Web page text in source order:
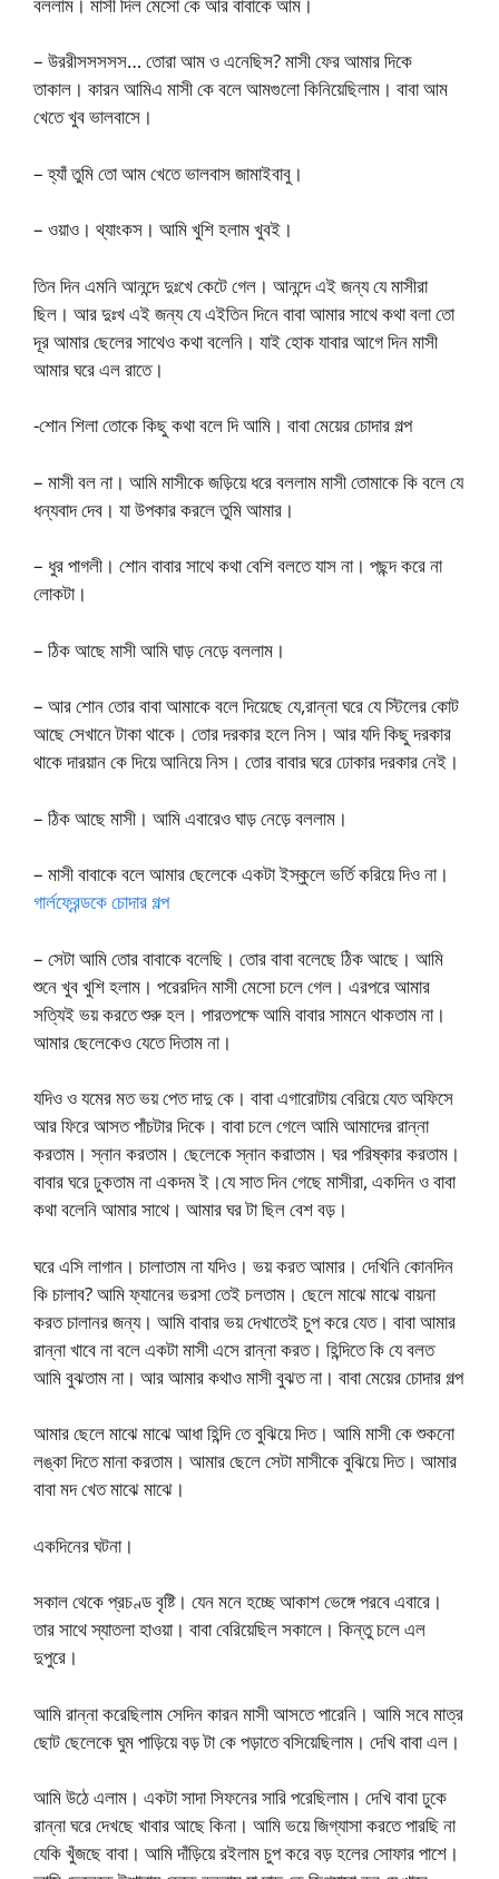
– উররীসসসসস… তোরা আম ও এনেছিস? মাসী ফের আমার দিকে
তাকাল। কারন আমিএ মাসী কে বলে আমগুলো কিনিয়েছিলাম। বাবা আম
খেতে খুব ভালবাসে।
– হ্যাঁ তুমি তো আম খেতে ভালবাস জামাইবাবু।
– ওয়াও। থ্যাংকস। আমি খুশি হলাম খুবই।
তিন দিন এমনি আনন্দে দুঃখে কেটে গেল। আনন্দে এই জন্য যে মাসীরা
ছিল। আর দুঃখ এই জন্য যে এইতিন দিনে বাবা আমার সাথে কথা বলা তো
দূর আমার ছেলের সাথেও কথা বলেনি। যাই হোক যাবার আগে দিন মাসী
আমার ঘরে এল রাতে।
-শোন শিলা তোকে কিছু কথা বলে দি আমি। বাবা মেয়ের চোদার গল্প
– মাসী বল না। আমি মাসীকে জড়িয়ে ধরে বললাম মাসী তোমাকে কি বলে যে
ধন্যবাদ দেব। যা উপকার করলে তুমি আমার।
– ধুর পাগলী। শোন বাবার সাথে কথা বেশি বলতে যাস না। পছন্দ করে না
লোকটা।
– ঠিক আছে মাসী আমি ঘাড় নেড়ে বললাম।
– আর শোন তোর বাবা আমাকে বলে দিয়েছে যে,রান্না ঘরে যে স্টিলের কোট
আছে সেখানে টাকা থাকে। তোর দরকার হলে নিস। আর যদি কিছু দরকার
থাকে দারয়ান কে দিয়ে আনিয়ে নিস। তোর বাবার ঘরে ঢোকার দরকার নেই।
– ঠিক আছে মাসী। আমি এবারেও ঘাড় নেড়ে বললাম।
– মাসী বাবাকে বলে আমার ছেলেকে একটা ইস্কুলে ভর্তি করিয়ে দিও না।
গার্লফ্রেন্ডকে চোদার গল্প
– সেটা আমি তোর বাবাকে বলেছি। তোর বাবা বলেছে ঠিক আছে। আমি
শুনে খুব খুশি হলাম। পরেরদিন মাসী মেসো চলে গেল। এরপরে আমার
সত্যিই ভয় করতে শুরু হল। পারতপক্ষে আমি বাবার সামনে থাকতাম না।
আমার ছেলেকেও যেতে দিতাম না।
যদিও ও যমের মত ভয় পেত দাদু কে। বাবা এগারোটায় বেরিয়ে যেত অফিসে
আর ফিরে আসত পাঁচটার দিকে। বাবা চলে গেলে আমি আমাদের রান্না
করতাম। স্নান করতাম। ছেলেকে স্নান করাতাম। ঘর পরিষ্কার করতাম।
বাবার ঘরে ঢুকতাম না একদম ই।যে সাত দিন গেছে মাসীরা, একদিন ও বাবা
কথা বলেনি আমার সাথে। আমার ঘর টা ছিল বেশ বড়।
ঘরে এসি লাগান। চালাতাম না যদিও। ভয় করত আমার। দেখিনি কোনদিন
কি চালাব? আমি ফ্যানের ভরসা তেই চলতাম। ছেলে মাঝে মাঝে বায়না
করত চালানর জন্য। আমি বাবার ভয় দেখাতেই চুপ করে যেত। বাবা আমার
রান্না খাবে না বলে একটা মাসী এসে রান্না করত। হিন্দিতে কি যে বলত
আমি বুঝতাম না। আর আমার কথাও মাসী বুঝত না। বাবা মেয়ের চোদার গল্প
আমার ছেলে মাঝে মাঝে আধা হিন্দি তে বুঝিয়ে দিত। আমি মাসী কে শুকনো
লঙ্কা দিতে মানা করতাম। আমার ছেলে সেটা মাসীকে বুঝিয়ে দিত। আমার
বাবা মদ খেত মাঝে মাঝে।
একদিনের ঘটনা।
সকাল থেকে প্রচণ্ড বৃষ্টি। যেন মনে হচ্ছে আকাশ ভেঙ্গে পরবে এবারে।
তার সাথে স্যাতলা হাওয়া। বাবা বেরিয়েছিল সকালে। কিন্তু চলে এল
দুপুরে।
আমি রান্না করেছিলাম সেদিন কারন মাসী আসতে পারেনি। আমি সবে মাত্র
ছোট ছেলেকে ঘুম পাড়িয়ে বড় টা কে পড়াতে বসিয়েছিলাম। দেখি বাবা এল।
আমি উঠে এলাম। একটা সাদা সিফনের সারি পরেছিলাম। দেখি বাবা ঢুকে
রান্না ঘরে দেখছে খাবার আছে কিনা। আমি ভয়ে জিগ্যাসা করতে পারছি না
যেকি খুঁজছে বাবা। আমি দাঁড়িয়ে রইলাম চুপ করে বড় হলের সোফার পাশে।